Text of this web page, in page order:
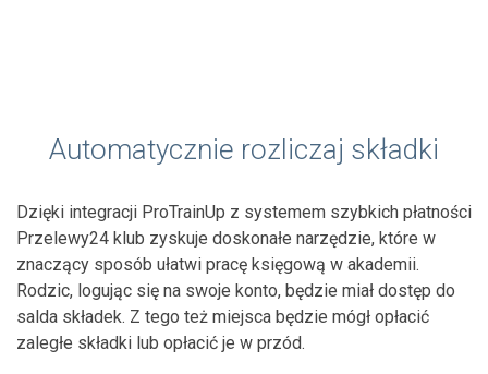
Automatycznie rozliczaj składki
Dzięki integracji ProTrainUp z systemem szybkich płatności
Przelewy24 klub zyskuje doskonałe narzędzie, które w
znaczący sposób ułatwi pracę księgową w akademii.
Rodzic, logując się na swoje konto, będzie miał dostęp do
salda składek. Z tego też miejsca będzie mógł opłacić
zaległe składki lub opłacić je w przód.